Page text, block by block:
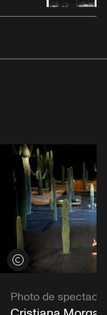
Voir les crédits
Photo de spectacle